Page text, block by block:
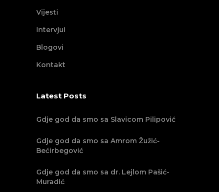
Vijesti
Intervjui
Blogovi
Kontakt
Latest Posts
Gdje god da smo sa Slavicom Pilipović
Gdje god da smo sa Amrom Žužić-
Bećirbegović
Gdje god da smo sa dr. Lejlom Pašić-
Muradić